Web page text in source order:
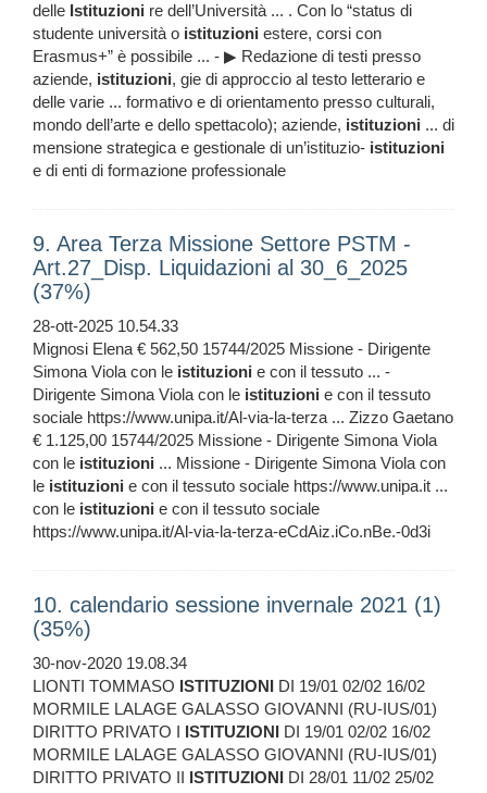
delle Istituzioni re dell’Università ... . Con lo “status di
studente università o istituzioni estere, corsi con
Erasmus+” è possibile ... - ▶ Redazione di testi presso
aziende, istituzioni, gie di approccio al testo letterario e
delle varie ... formativo e di orientamento presso culturali,
mondo dell’arte e dello spettacolo); aziende, istituzioni ... di
mensione strategica e gestionale di un’istituzio- istituzioni
e di enti di formazione professionale
9. Area Terza Missione Settore PSTM -
Art.27_Disp. Liquidazioni al 30_6_2025
(37%)
28-ott-2025 10.54.33
Mignosi Elena € 562,50 15744/2025 Missione - Dirigente
Simona Viola con le istituzioni e con il tessuto ... -
Dirigente Simona Viola con le istituzioni e con il tessuto
sociale https://www.unipa.it/Al-via-la-terza ... Zizzo Gaetano
€ 1.125,00 15744/2025 Missione - Dirigente Simona Viola
con le istituzioni ... Missione - Dirigente Simona Viola con
le istituzioni e con il tessuto sociale https://www.unipa.it ...
con le istituzioni e con il tessuto sociale
https://www.unipa.it/Al-via-la-terza-eCdAiz.iCo.nBe.-0d3i
10. calendario sessione invernale 2021 (1)
(35%)
30-nov-2020 19.08.34
LIONTI TOMMASO ISTITUZIONI DI 19/01 02/02 16/02
MORMILE LALAGE GALASSO GIOVANNI (RU-IUS/01)
DIRITTO PRIVATO I ISTITUZIONI DI 19/01 02/02 16/02
MORMILE LALAGE GALASSO GIOVANNI (RU-IUS/01)
DIRITTO PRIVATO II ISTITUZIONI DI 28/01 11/02 25/02